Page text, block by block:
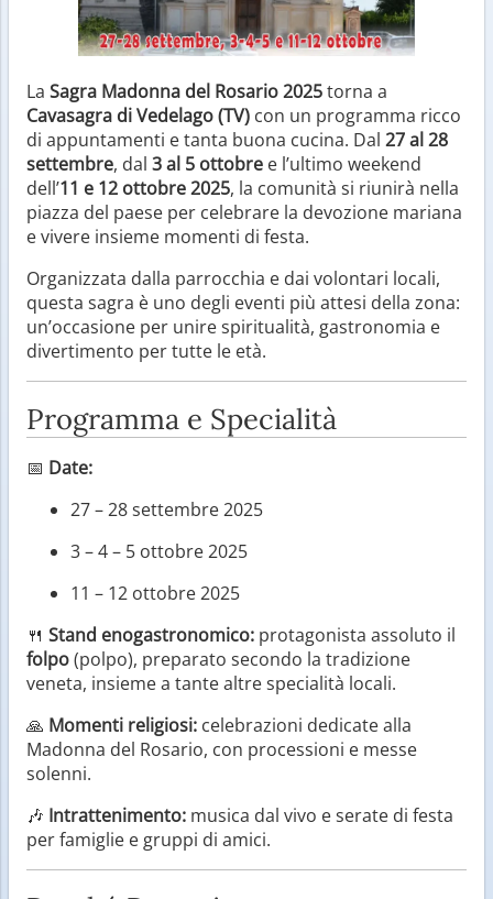
La Sagra Madonna del Rosario 2025torna a
Cavasagra di Vedelago (TV) con un programma ricco
di appuntamenti e tanta buona cucina. Dal 27 al 28
settembre, dal 3 al 5 ottobre e l’ultimo weekend
dell’11 e 12 ottobre 2025, la comunità si riunirà nella
piazza del paese per celebrare la devozione mariana
e vivere insieme momenti di festa.
Organizzata dalla parrocchia e dai volontari locali,
questa sagra è uno degli eventi più attesi della zona:
un’occasione per unire spiritualità, gastronomia e
divertimento per tutte le età.
Programma e Specialità
📅 Date:
27 – 28 settembre 2025
3 – 4 – 5 ottobre 2025
11 – 12 ottobre 2025
🍴 Stand enogastronomico: protagonista assoluto il
folpo(polpo), preparato secondo la tradizione
veneta, insieme a tante altre specialità locali.
🙏 Momenti religiosi: celebrazioni dedicate alla
Madonna del Rosario, con processioni e messe
solenni.
🎶 Intrattenimento: musica dal vivo e serate di festa
per famiglie e gruppi di amici.